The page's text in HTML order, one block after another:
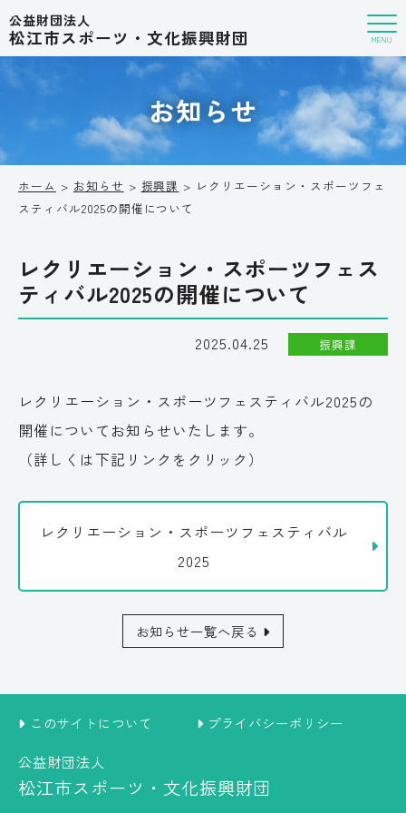
公益財団法人
松江市スポーツ・文化振興財団 MENU
お知らせ
ホーム > お知らせ > 振興課 > レクリエーション・スポーツフェ
スティバル2025の開催について
レクリエーション・スポーツフェス
ティバル2025の開催について
2025.04.25 振興課
レクリエーション・スポーツフェスティバル2025の
開催についてお知らせいたします。
（詳しくは下記リンクをクリック）
レクリエーション・スポーツフェスティバル
2025
お知らせ一覧へ戻る
このサイトについて プライバシーポリシー
公益財団法人
松江市スポーツ・文化振興財団